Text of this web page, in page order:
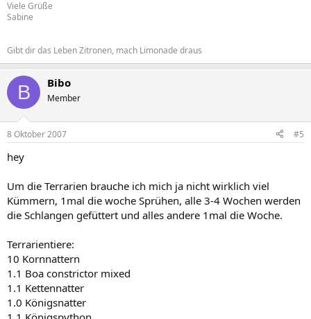
Viele Grüße
Sabine
Gibt dir das Leben Zitronen, mach Limonade draus
B Bibo
Member
8 Oktober 2007 #5
hey
Um die Terrarien brauche ich mich ja nicht wirklich viel
Kümmern, 1mal die woche Sprühen, alle 3-4 Wochen werden
die Schlangen gefüttert und alles andere 1mal die Woche.
Terrarientiere:
10 Kornnattern
1.1 Boa constrictor mixed
1.1 Kettennatter
1.0 Königsnatter